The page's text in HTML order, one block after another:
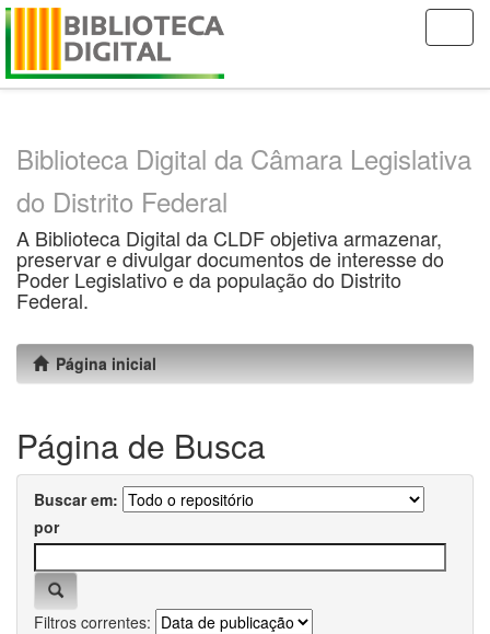
Skip
Biblioteca Digital da Câmara Legislativa
do Distrito Federal
A Biblioteca Digital da CLDF objetiva armazenar,
preservar e divulgar documentos de interesse do
Poder Legislativo e da população do Distrito
Federal.
Página inicial
Página de Busca
Buscar em:
por
Filtros correntes: